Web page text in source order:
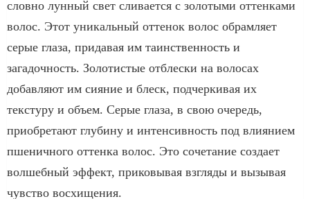
словно лунный свет сливается с золотыми оттенками
волос. Этот уникальный оттенок волос обрамляет
серые глаза, придавая им таинственность и
загадочность. Золотистые отблески на волосах
добавляют им сияние и блеск, подчеркивая их
текстуру и объем. Серые глаза, в свою очередь,
приобретают глубину и интенсивность под влиянием
пшеничного оттенка волос. Это сочетание создает
волшебный эффект, приковывая взгляды и вызывая
чувство восхищения.